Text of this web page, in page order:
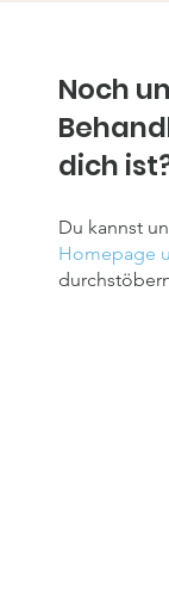
Noch
dich
Du kannst
Homepage